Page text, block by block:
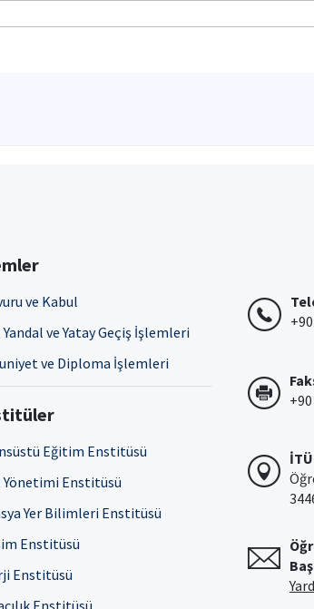
ve Kabul
Yandal ve Yatay Geçiş İşlemleri
ve Diploma İşlemleri
Eğitim Enstitüsü
Enstitüsü
Yer Bilimleri Enstitüsü
Enstitüsü
Enstitüsü
Enstitüsü